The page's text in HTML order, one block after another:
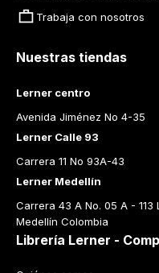
Trabaja con nosotros
Nuestras tiendas
Lerner centro
Avenida Jiménez No 4-35
Lerner Calle 93
Carrera 11 No 93A-43
Lerner Medellín
Carrera 43 A No. 05 A - 113
Medellín Colombia
Librería Lerner -